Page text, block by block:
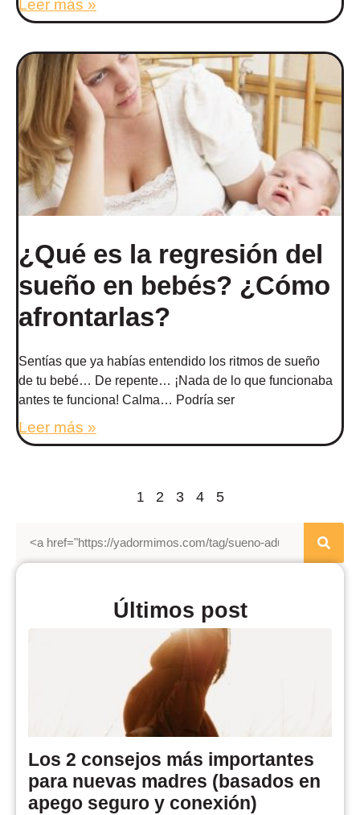
Leer más »
¿Qué es la regresión del
sueño en bebés? ¿Cómo
afrontarlas?
Sentías que ya habías entendido los ritmos de sueño
de tu bebé… De repente… ¡Nada de lo que funcionaba
antes te funciona! Calma… Podría ser
Leer más »
1 2 3 4 5
Últimos post
Los 2 consejos más importantes
para nuevas madres (basados en
apego seguro y conexión)